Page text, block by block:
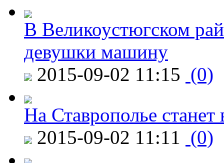
В Великоустюгском
девушки машину
2015-09-02 11:15 (0)
На Ставрополье
2015-09-02 11:11 (0)